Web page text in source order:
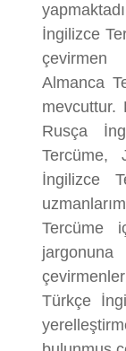
İngilizce
çevirmen
Almanca
mevcuttur.
Rusça
Tercüme,
İngilizce
Tercüme
Türkçe